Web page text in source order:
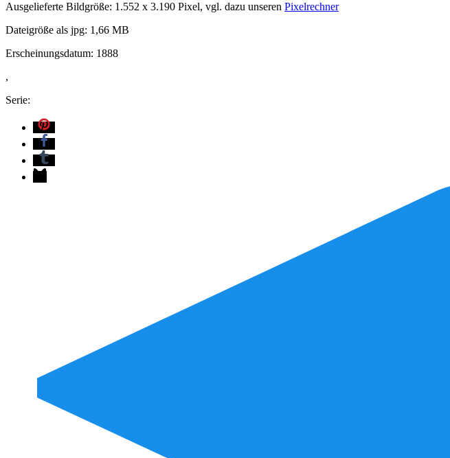
Ausgelieferte Bildgröße: 1.552 x 3.190 Pixel, vgl. dazu unseren Pixelrechner
Dateigröße als jpg: 1,66 MB
Erscheinungsdatum: 1888
,
Serie: